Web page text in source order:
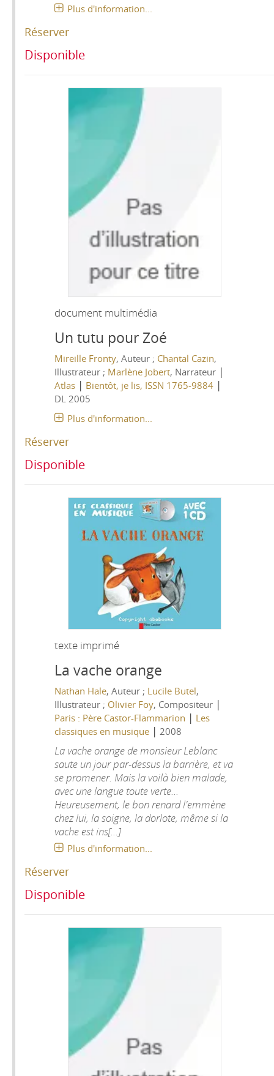
Plus d'information...
Réserver
Disponible
document multimédia
Un tutu pour Zoé
Mireille Fronty, Auteur ; Chantal Cazin,
Illustrateur ; Marlène Jobert, Narrateur |
Atlas | Bientôt, je lis, ISSN 1765-9884 |
DL 2005
Plus d'information...
Réserver
Disponible
texte imprimé
La vache orange
Nathan Hale, Auteur ; Lucile Butel,
Illustrateur ; Olivier Foy, Compositeur |
Paris : Père Castor-Flammarion | Les
classiques en musique |2008
La vache orange de monsieur Leblanc
saute un jour par-dessus la barrière, et va
se promener. Mais la voilà bien malade,
avec une langue toute verte...
Heureusement, le bon renard l'emmène
chez lui, la soigne, la dorlote, même si la
vache est ins[...]
Plus d'information...
Réserver
Disponible